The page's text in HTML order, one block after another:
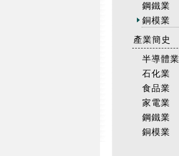
鋼鐵業
銅模業
產業簡史
半導體業
石化業
食品業
家電業
鋼鐵業
銅模業